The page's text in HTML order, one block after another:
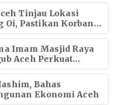
Tinjau Lokasi
Oi, Pastikan Korban
Kebutuhan Pokok
Imam Masjid Raya
Aceh Perkuat
Bahas
Ekonomi Aceh